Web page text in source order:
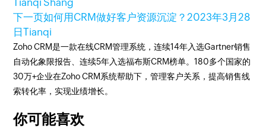
Tianqi Shang
下一页如何用CRM做好客户资源沉淀？2023年3月28
日Tianqi
Zoho CRM是一款在线CRM管理系统，连续14年入选Gartner销售
自动化象限报告、连续5年入选福布斯CRM榜单。180多个国家的
30万+企业在Zoho CRM系统帮助下，管理客户关系，提高销售线
索转化率，实现业绩增长。
你可能喜欢